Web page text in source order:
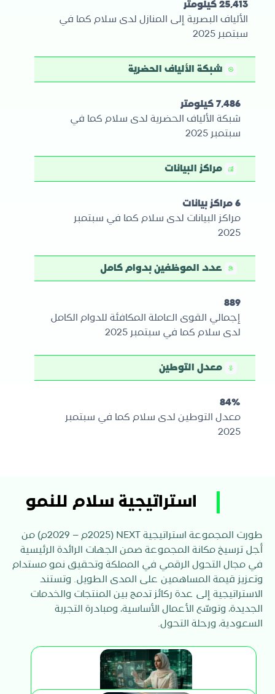
25,413 كيلومتر
الألياف البصرية إلى المنازل لدى سلام كما في
سبتمبر 2025
شبكة الألياف الحضرية
7,486 كيلومتر
شبكة الألياف الحضرية لدى سلام كما في
سبتمبر 2025
مراكز البيانات
مراكز البيانات لدى سلام كما في سبتمبر
2025
عدد الموظفين بدوام كامل
889
إجمالي القوى العاملة المكافئة للدوام الكامل
لدى سلام كما في سبتمبر 2025
معدل التوطين
84%
معدل التوطين لدى سلام كما في سبتمبر
2025
استراتيجية سلام للنمو
طورت المجموعة استراتيجية NEXT (2025م – 2029م) من
أجل ترسيخ مكانة المجموعة ضمن الجهات الرائدة الرئيسية
في مجال التحول الرقمي في المملكة وتحقيق نمو مستدام
وتعزيز قيمة المساهمين على المدى الطويل. وتستند
الاستراتيجية إلى عدة ركائز تدمج بين المنتجات والخدمات
الجديدة، وتوسّع الأعمال الأساسية، ومبادرة التجربة
السعودية، ورحلة التحول.